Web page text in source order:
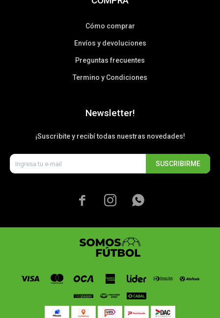
Cómo comprar
Envíos y devoluciones
Preguntas frecuentes
Termino y Condiciones
Newsletter!
¡Suscribite y recibí todas nuestras novedades!
SUSCRIBIRME
  